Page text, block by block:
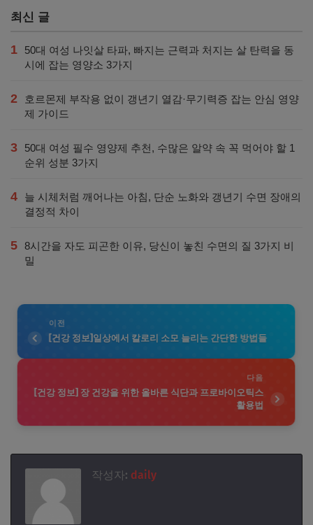
최신 글
1
50대 여성 나잇살 타파, 빠지는 근력과 처지는 살 탄력을 동
시에 잡는 영양소 3가지
2
호르몬제 부작용 없이 갱년기 열감·무기력증 잡는 안심 영양
제 가이드
3
50대 여성 필수 영양제 추천, 수많은 알약 속 꼭 먹어야 할 1
순위 성분 3가지
4
늘 시체처럼 깨어나는 아침, 단순 노화와 갱년기 수면 장애의
결정적 차이
5 8시간을 자도 피곤한 이유, 당신이 놓친 수면의 질 3가지 비
밀
이전
[건강 정보]일상에서 칼로리 소모 늘리는 간단한 방법들
다음
[건강 정보] 장 건강을 위한 올바른 식단과 프로바이오틱스
활용법
작성자: daily